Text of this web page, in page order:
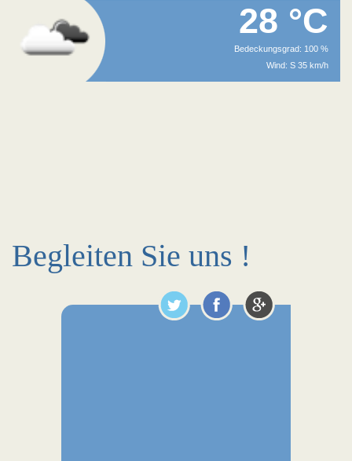
28 °C
Bedeckungsgrad: 100 %
Wind: S 35 km/h
Begleiten Sie uns !